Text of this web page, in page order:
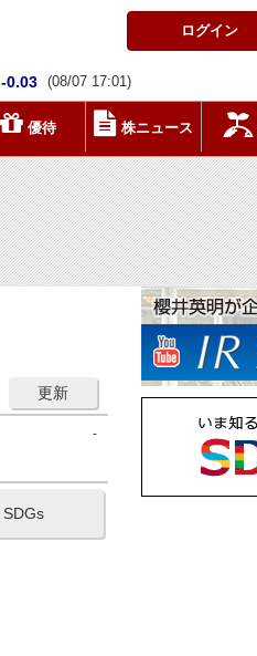
ログイン
-0.03 (08/07 17:01)
優待 株ニュース
更新
-
SDGs